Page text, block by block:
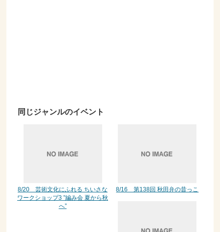
同じジャンルのイベント
8/20 芸術文化にふれる ちいさな
ワークショップ3 ”編み会 夏から秋
へ”
8/16 第138回 秋田弁の昔っこ